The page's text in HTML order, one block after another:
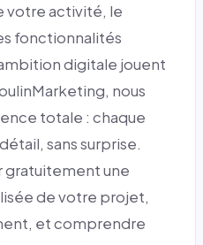
votre activité, le
fonctionnalités
digitale jouent
nous
totale : chaque
sans surprise.
gratuitement une
de votre projet,
et comprendre